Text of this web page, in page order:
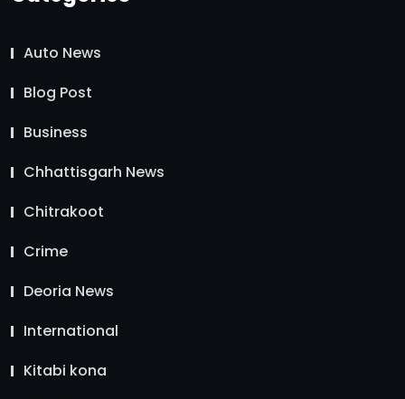
Auto News
Blog Post
Business
Chhattisgarh News
Chitrakoot
Crime
Deoria News
International
Kitabi kona